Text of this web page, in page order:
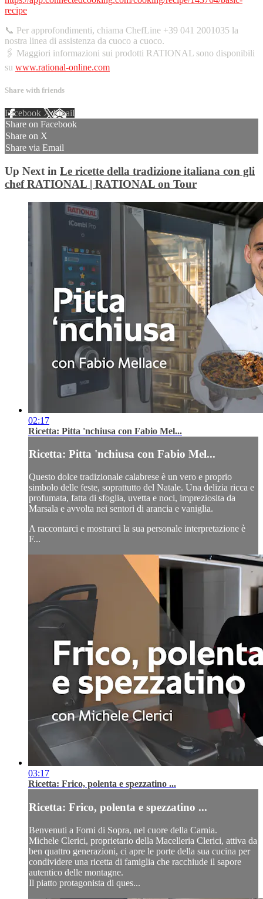
recipe
📞 Per approfondimenti, chiama ChefLine +39 041 2001035 la
nostra linea di assistenza da cuoco a cuoco.
🖇️ Maggiori informazioni sui prodotti RATIONAL sono disponibili
su www.rational-online.com
Share with friends
Facebook XEmail
Share on Facebook
Share on X
Share via Email
Up Next in Le ricette della tradizione italiana con gli
chef RATIONAL | RATIONAL on Tour
02:17
Ricetta: Pitta 'nchiusa con Fabio Mel...
Ricetta: Pitta 'nchiusa con Fabio Mel...
Questo dolce tradizionale calabrese è un vero e proprio
simbolo delle feste, soprattutto del Natale. Una delizia ricca e
profumata, fatta di sfoglia, uvetta e noci, impreziosita da
Marsala e avvolta nei sentori di arancia e vaniglia.
A raccontarci e mostrarci la sua personale interpretazione è
F...
03:17
Ricetta: Frico, polenta e spezzatino ...
Ricetta: Frico, polenta e spezzatino ...
Benvenuti a Forni di Sopra, nel cuore della Carnia.
Michele Clerici, proprietario della Macelleria Clerici, attiva da
ben quattro generazioni, ci apre le porte della sua cucina per
condividere una ricetta di famiglia che racchiude il sapore
autentico delle montagne.
Il piatto protagonista di ques...